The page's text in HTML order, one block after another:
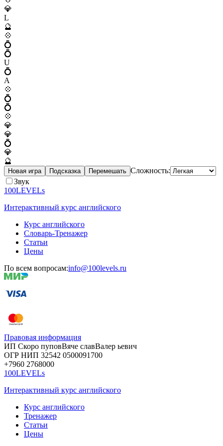
💎
L
🔮
💠
💍
💍
U
💍
A
💠
💍
💍
💠
💎
💎
💍
💎
🔮
Новая игра Подсказка Перемешать Сложность:
Звук
100LEVELs
Интерактивный курс английского
Курс английского
Словарь-Тренажер
Статьи
Цены
По всем вопросам:info@100levels.ru
Правовая информация
ИП Скоро пуповВяче славВалер ьевич
ОГР НИП 32542 0500091700
+7960 2768000
100LEVELs
Интерактивный курс английского
Курс английского
Тренажер
Статьи
Цены